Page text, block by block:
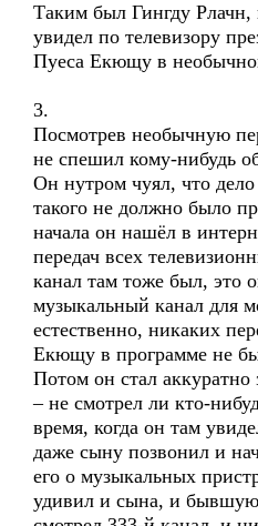
Таким был Гингду Рлачн,
увидел по телевизору
Пуеса Екющу в
3.
Посмотрев необычную
не спешил кому-нибудь
Он нутром чуял, что дело
такого не должно было
начала он нашёл в
передач всех
канал там тоже был, это
музыкальный канал для
естественно, никаких
Екющу в программе не
Потом он стал аккуратно
– не смотрел ли кто-
время, когда он там
даже сыну позвонил и
его о музыкальных
удивил и сына, и